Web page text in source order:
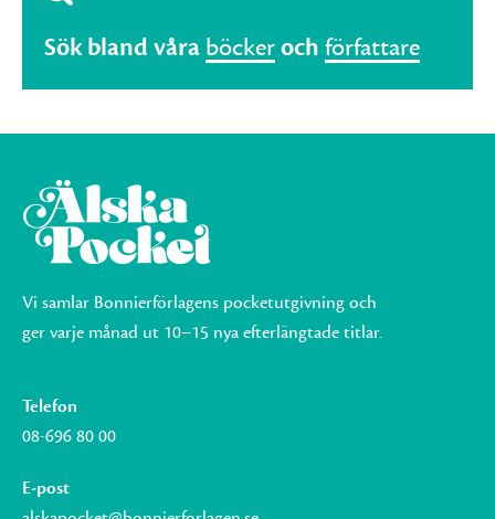
Sök bland våra böckeroch författare
Vi samlar Bonnierförlagens pocketutgivning och
ger varje månad ut 10–15 nya efterlängtade titlar.
Telefon
08-696 80 00
E-post